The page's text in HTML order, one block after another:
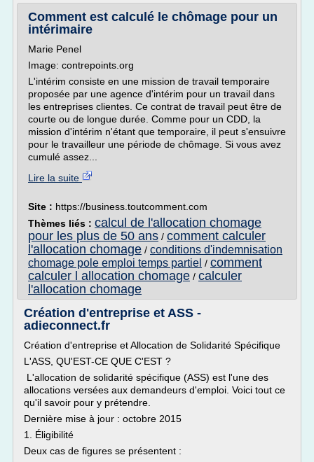
Comment est calculé le chômage pour un
intérimaire
Marie Penel
Image: contrepoints.org
L'intérim consiste en une mission de travail temporaire
proposée par une agence d'intérim pour un travail dans
les entreprises clientes. Ce contrat de travail peut être de
courte ou de longue durée. Comme pour un CDD, la
mission d'intérim n'étant que temporaire, il peut s'ensuivre
pour le travailleur une période de chômage. Si vous avez
cumulé assez...
Lire la suite
Site : https://business.toutcomment.com
Thèmes liés : calcul de l'allocation chomage
pour les plus de 50 ans / comment calculer
l'allocation chomage / conditions d'indemnisation
chomage pole emploi temps partiel / comment
calculer l allocation chomage / calculer
l'allocation chomage
Création d'entreprise et ASS -
adieconnect.fr
Création d'entreprise et Allocation de Solidarité Spécifique
L'ASS, QU'EST-CE QUE C'EST ?
L'allocation de solidarité spécifique (ASS) est l'une des
allocations versées aux demandeurs d'emploi. Voici tout ce
qu'il savoir pour y prétendre.
Dernière mise à jour : octobre 2015
1. Éligibilité
Deux cas de figures se présentent :